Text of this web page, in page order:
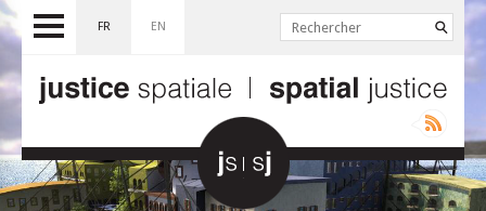
FR EN